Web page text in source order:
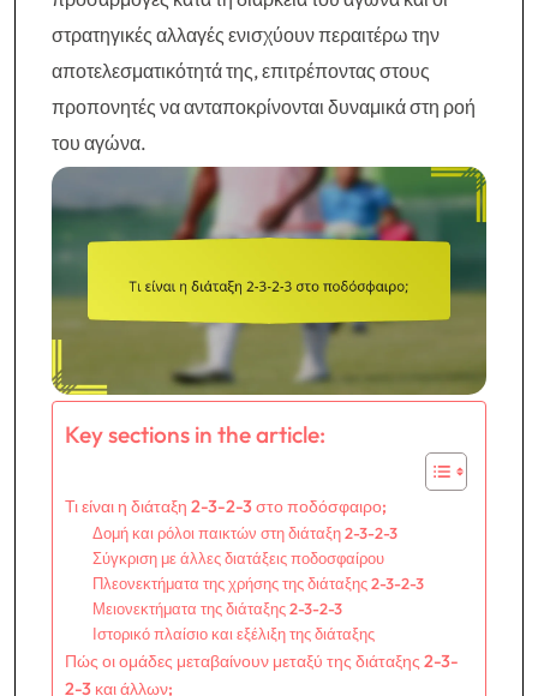
στρατηγικές αλλαγές ενισχύουν περαιτέρω την
αποτελεσματικότητά της, επιτρέποντας στους
προπονητές να ανταποκρίνονται δυναμικά στη ροή
του αγώνα.
Key sections in the article:
Τι είναι η διάταξη 2-3-2-3 στο ποδόσφαιρο;
Δομή και ρόλοι παικτών στη διάταξη 2-3-2-3
Σύγκριση με άλλες διατάξεις ποδοσφαίρου
Πλεονεκτήματα της χρήσης της διάταξης 2-3-2-3
Μειονεκτήματα της διάταξης 2-3-2-3
Ιστορικό πλαίσιο και εξέλιξη της διάταξης
Πώς οι ομάδες μεταβαίνουν μεταξύ της διάταξης 2-3-
2-3 και άλλων;